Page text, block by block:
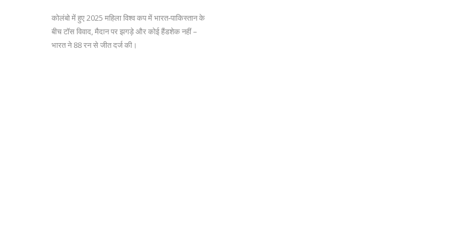
कोलंबो में हुए 2025 महिला विश्व कप में भारत‑पाकिस्तान के
बीच टॉस विवाद, मैदान पर झगड़े और कोई हैंडशेक नहीं –
भारत ने 88 रन से जीत दर्ज की।